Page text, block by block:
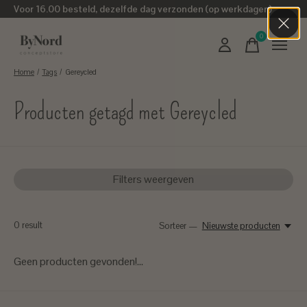
Voor 16.00 besteld, dezelfde dag verzonden (op werkdagen)
0items
Home / Tags / Gereycled
Producten getagd met Gereycled
Filters weergeven
0 result Sorteer — Nieuwste producten
Geen producten gevonden!...